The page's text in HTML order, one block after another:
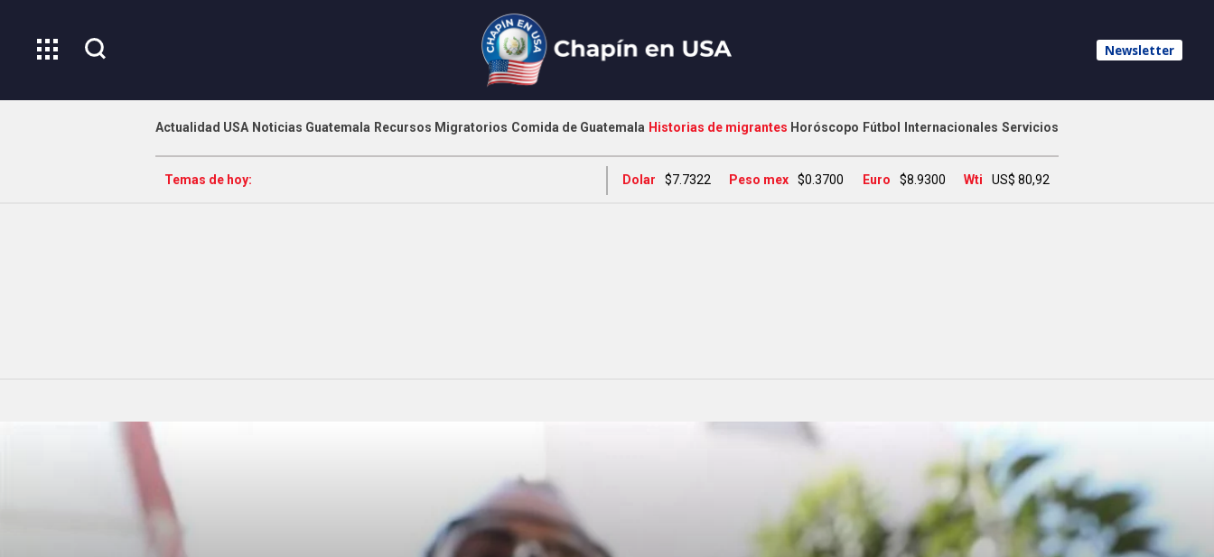
Newsletter
Actualidad USA Noticias Guatemala Recursos Migratorios Comida de Guatemala Historias de migrantes Horóscopo Fútbol Internacionales Servicios
Temas de hoy: Dolar $7.7322 Peso mex $0.3700 Euro $8.9300 Wti US$ 80,92